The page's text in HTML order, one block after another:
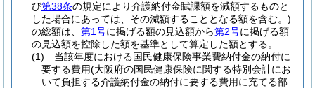
び第38条の規定により介護納付金賦課額を減額するものと
した場合にあっては、その減額することとなる額を含む。)
の総額は、 第1号に掲げる額の見込額から第2号に掲げる額
の見込額を控除した額を基準として算定した額とする。
(1)
当該年度における国民健康保険事業費納付金の納付に
要する費用(大阪府の国民健康保険に関する特別会計にお
いて負担する介護納付金の納付に要する費用に充てる部